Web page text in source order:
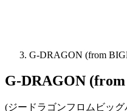
G-DRAGON (from
G-DRAGON
(ジードラゴンフロムビッグ